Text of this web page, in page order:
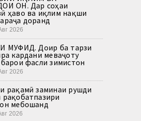
ОН. Дар соҳаи
ҳаво ва иқлим нақши
доранд
2026
МУФИД. Доир ба тарзи
кардани меваҷоту
фасли зимистон
2026
рақамӣ заминаи рушди
мебошанд
2026